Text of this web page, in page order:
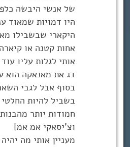
של אנשי היבשה
היו דמויות שמאוד
היקארי שבשבילו
אחות קטנה או
אותי לגלות עליו
דג את מאנאקה הוא
בסוף אבל לגבי
בשביל להיות
חמודות יותר
וצ’יסאקי אמ אמ]
מעניין אותי מה